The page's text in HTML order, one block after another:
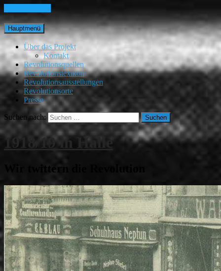
Hauptmenü
Über das Projekt
Kontakt
Revolutionsquellen
Revolutionslexikon
Revolutionsausstellungen
Revolutionsorte
Presse
Suchen nach:
1918/19 in Halle
Wir twittern die Revolution